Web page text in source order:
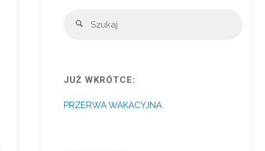
Szukaj
JUŻ WKRÓTCE:
PRZERWA WAKACYJNA